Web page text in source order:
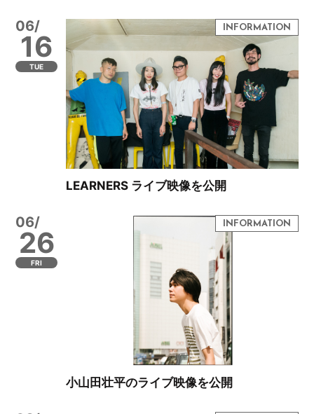
06/
16
TUE
LEARNERS ライブ映像を公開
06/
26
FRI
小山田壮平のライブ映像を公開